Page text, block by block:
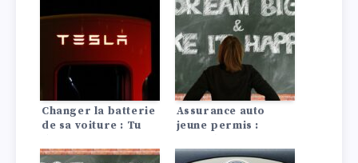
Changer la batterie
de sa voiture : Tu
!
Assurance auto
jeune permis :
moins cher